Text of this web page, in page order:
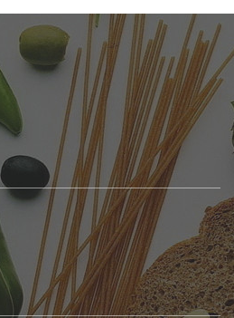
Pizzarias
Portuguesa
service
e sorvetes
e sorvetes
Variados